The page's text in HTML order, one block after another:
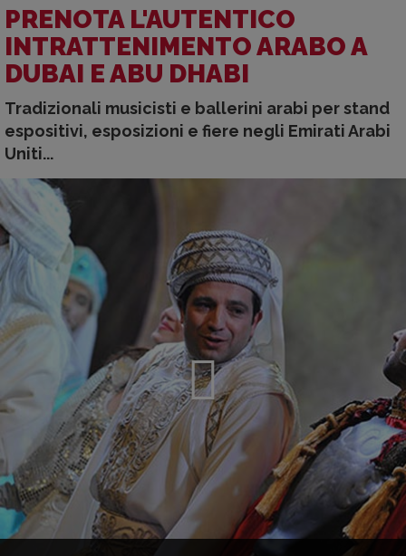
PRENOTA L'AUTENTICO
INTRATTENIMENTO ARABO A
DUBAI E ABU DHABI
Tradizionali musicisti e ballerini arabi per stand
espositivi, esposizioni e fiere negli Emirati Arabi
Uniti...